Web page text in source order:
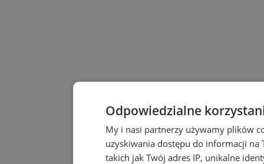
Odpowiedzialne
My i nasi partnerzy używamy plików
uzyskiwania dostępu do informacji
takich jak Twój adres IP, unikalne